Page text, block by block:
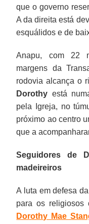
que o governo
A da direita está
esquálidos e de
Anapu, com 22
margens da
rodovia alcança o
Dorothy está
pela Igreja, no
próximo ao centro
que a
Seguidores de
madeireiros
A luta em defesa
para os religiosos
Dorothy Mae